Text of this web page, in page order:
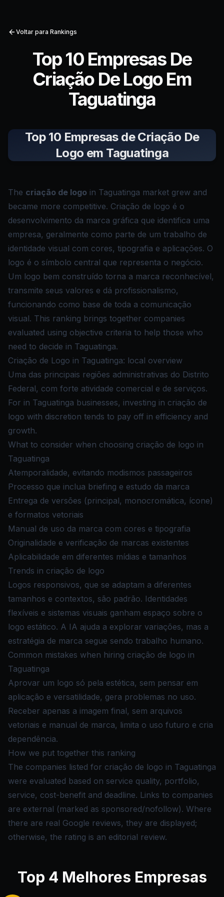
Voltar para Rankings
Top 10 Empresas De
Criação De Logo Em
Taguatinga
Top 10 Empresas de Criação De
Logo em Taguatinga
The criação de logo in Taguatinga market grew and
became more competitive. Criação de logo é o
desenvolvimento da marca gráfica que identifica uma
empresa, geralmente como parte de um trabalho de
identidade visual com cores, tipografia e aplicações. O
logo é o símbolo central que representa o negócio.
Um logo bem construído torna a marca reconhecível,
transmite seus valores e dá profissionalismo,
funcionando como base de toda a comunicação
visual. This ranking brings together companies
evaluated using objective criteria to help those who
need to decide in Taguatinga.
Criação de Logo in Taguatinga: local overview
Uma das principais regiões administrativas do Distrito
Federal, com forte atividade comercial e de serviços.
For in Taguatinga businesses, investing in criação de
logo with discretion tends to pay off in efficiency and
growth.
What to consider when choosing criação de logo in
Taguatinga
Atemporalidade, evitando modismos passageiros
Processo que inclua briefing e estudo da marca
Entrega de versões (principal, monocromática, ícone)
e formatos vetoriais
Manual de uso da marca com cores e tipografia
Originalidade e verificação de marcas existentes
Aplicabilidade em diferentes mídias e tamanhos
Trends in criação de logo
Logos responsivos, que se adaptam a diferentes
tamanhos e contextos, são padrão. Identidades
flexíveis e sistemas visuais ganham espaço sobre o
logo estático. A IA ajuda a explorar variações, mas a
estratégia de marca segue sendo trabalho humano.
Common mistakes when hiring criação de logo in
Taguatinga
Aprovar um logo só pela estética, sem pensar em
aplicação e versatilidade, gera problemas no uso.
Receber apenas a imagem final, sem arquivos
vetoriais e manual de marca, limita o uso futuro e cria
dependência.
How we put together this ranking
The companies listed for criação de logo in Taguatinga
were evaluated based on service quality, portfolio,
service, cost-benefit and deadline. Links to companies
are external (marked as sponsored/nofollow). Where
there are real Google reviews, they are displayed;
otherwise, the rating is an editorial review.
Top 4 Melhores Empresas